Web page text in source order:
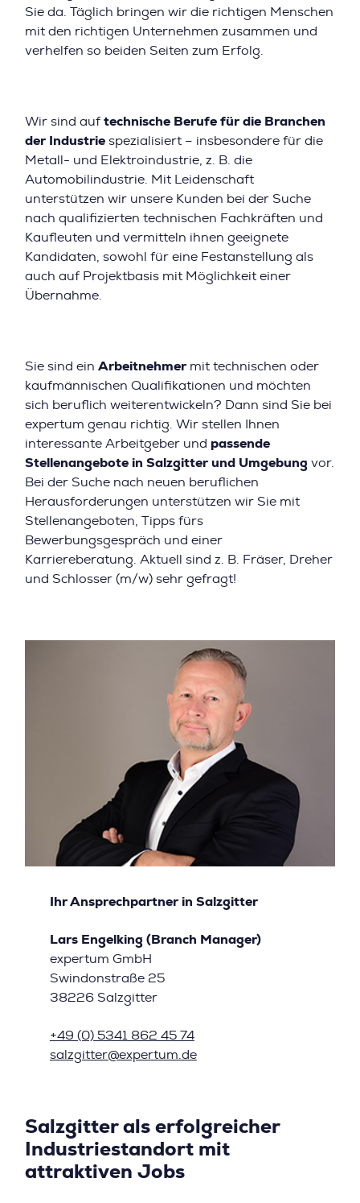
Sie da. Täglich bringen wir die richtigen Menschen
mit den richtigen Unternehmen zusammen und
verhelfen so beiden Seiten zum Erfolg.
Wir sind auftechnische Berufe für die Branchen
der Industrie spezialisiert – insbesondere für die
Metall- und Elektroindustrie, z. B. die
Automobilindustrie. Mit Leidenschaft
unterstützen wir unsere Kunden bei der Suche
nach qualifizierten technischen Fachkräften und
Kaufleuten und vermitteln ihnen geeignete
Kandidaten, sowohl für eine Festanstellung als
auch auf Projektbasis mit Möglichkeit einer
Übernahme.
Sie sind ein Arbeitnehmermit technischen oder
kaufmännischen Qualifikationen und möchten
sich beruflich weiterentwickeln? Dann sind Sie bei
expertum genau richtig. Wir stellen Ihnen
interessante Arbeitgeber und passende
Stellenangebote in Salzgitter und Umgebung vor.
Bei der Suche nach neuen beruflichen
Herausforderungen unterstützen wir Sie mit
Stellenangeboten, Tipps fürs
Bewerbungsgespräch und einer
Karriereberatung. Aktuell sind z. B. Fräser, Dreher
und Schlosser (m/w) sehr gefragt!
Ihr Ansprechpartner in Salzgitter
Lars Engelking (Branch Manager)
expertum GmbH
Swindonstraße 25
38226 Salzgitter
+49 (0) 5341 862 45 74
salzgitter@expertum.de
Salzgitter als erfolgreicher
Industriestandort mit
attraktiven Jobs